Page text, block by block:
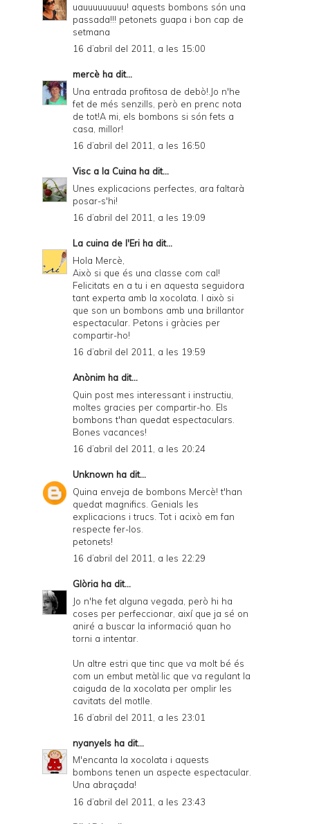
uauuuuuuuuu! aquests bombons són una
passada!!! petonets guapa i bon cap de
setmana
16 d’abril del 2011, a les 15:00
mercè ha dit...
Una entrada profitosa de debò!.Jo n'he
fet de més senzills, però en prenc nota
de tot!A mi, els bombons si són fets a
casa, millor!
16 d’abril del 2011, a les 16:50
Visc a la Cuina ha dit...
Unes explicacions perfectes, ara faltarà
posar-s'hi!
16 d’abril del 2011, a les 19:09
La cuina de l'Eri ha dit...
Hola Mercè,
Això si que és una classe com cal!
Felicitats en a tu i en aquesta seguidora
tant experta amb la xocolata. I això si
que son un bombons amb una brillantor
espectacular. Petons i gràcies per
compartir-ho!
16 d’abril del 2011, a les 19:59
Anònim ha dit...
Quin post mes interessant i instructiu,
moltes gracies per compartir-ho. Els
bombons t'han quedat espectaculars.
Bones vacances!
16 d’abril del 2011, a les 20:24
Unknown ha dit...
Quina enveja de bombons Mercè! t'han
quedat magnifics. Genials les
explicacions i trucs. Tot i acixò em fan
respecte fer-los.
petonets!
16 d’abril del 2011, a les 22:29
Glòria ha dit...
Jo n'he fet alguna vegada, però hi ha
coses per perfeccionar, així que ja sé on
aniré a buscar la informació quan ho
torni a intentar.
Un altre estri que tinc que va molt bé és
com un embut metàl·lic que va regulant la
caiguda de la xocolata per omplir les
cavitats del motlle.
16 d’abril del 2011, a les 23:01
nyanyels ha dit...
M'encanta la xocolata i aquests
bombons tenen un aspecte espectacular.
Una abraçada!
16 d’abril del 2011, a les 23:43